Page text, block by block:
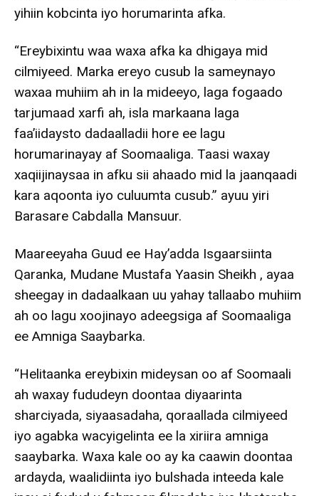
yihiin kobcinta iyo horumarinta afka.
“Ereybixintu waa waxa afka ka dhigaya mid
cilmiyeed. Marka ereyo cusub la sameynayo
waxaa muhiim ah in la mideeyo, laga fogaado
tarjumaad xarfi ah, isla markaana laga
faa’iidaysto dadaalladii hore ee lagu
horumarinayay af Soomaaliga. Taasi waxay
xaqiijinaysaa in afku sii ahaado mid la jaanqaadi
kara aqoonta iyo culuumta cusub.” ayuu yiri
Barasare Cabdalla Mansuur.
Maareeyaha Guud ee Hay’adda Isgaarsiinta
Qaranka, Mudane Mustafa Yaasin Sheikh , ayaa
sheegay in dadaalkaan uu yahay tallaabo muhiim
ah oo lagu xoojinayo adeegsiga af Soomaaliga
ee Amniga Saaybarka.
“Helitaanka ereybixin mideysan oo af Soomaali
ah waxay fududeyn doontaa diyaarinta
sharciyada, siyaasadaha, qoraallada cilmiyeed
iyo agabka wacyigelinta ee la xiriira amniga
saaybarka. Waxa kale oo ay ka caawin doontaa
ardayda, waalidiinta iyo bulshada inteeda kale